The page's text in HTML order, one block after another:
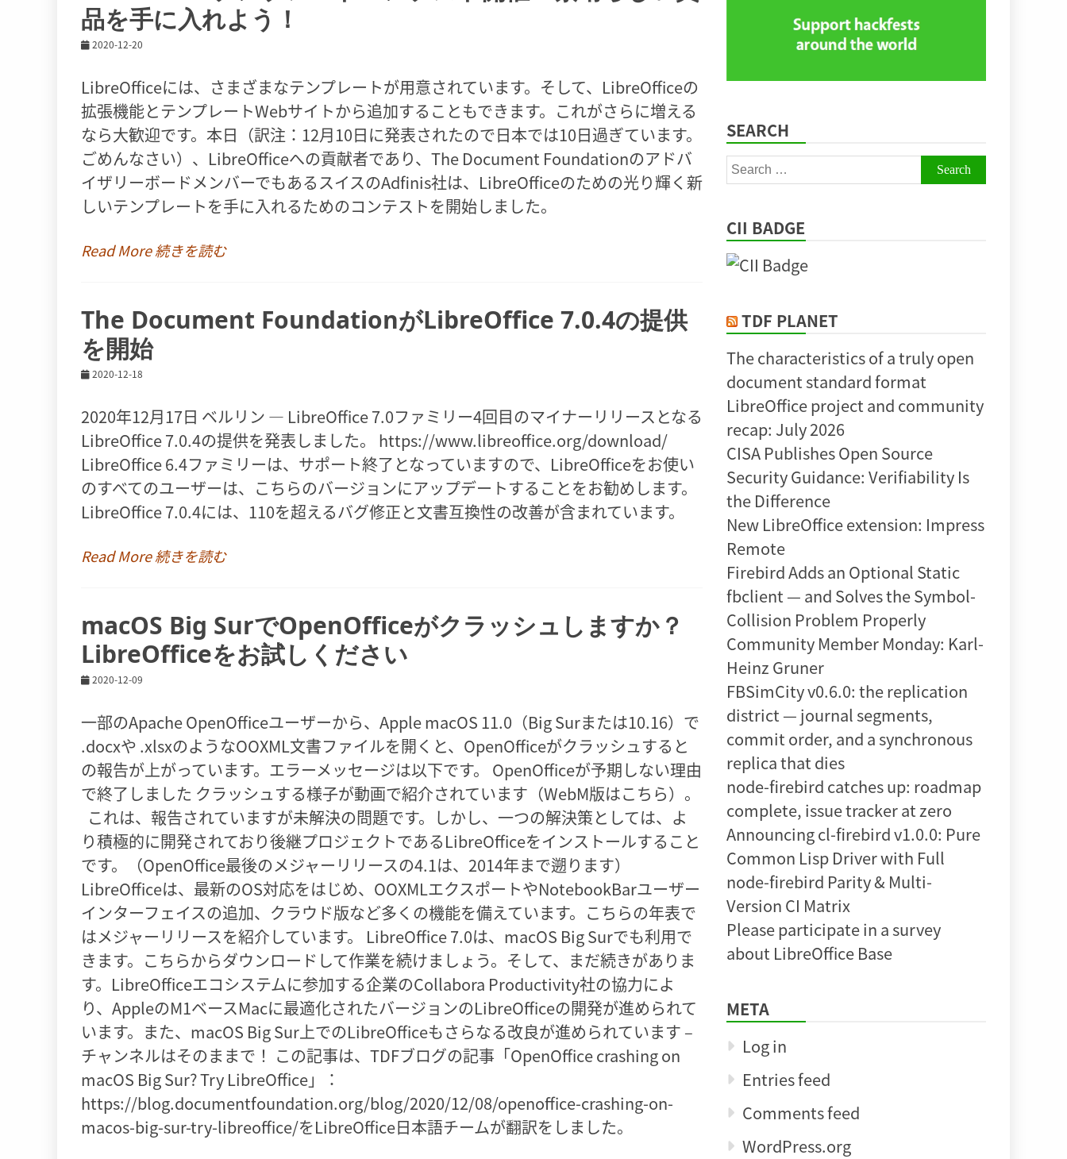
品を手に入れよう！
2020-12-20
LibreOfficeには、さまざまなテンプレートが用意されています。そして、LibreOfficeの
拡張機能とテンプレートWebサイトから追加することもできます。これがさらに増える
なら大歓迎です。本日（訳注：12月10日に発表されたので日本では10日過ぎています。
ごめんなさい）、LibreOfficeへの貢献者であり、The Document Foundationのアドバ
イザリーボードメンバーでもあるスイスのAdfinis社は、LibreOfficeのための光り輝く新
しいテンプレートを手に入れるためのコンテストを開始しました。
Read More 続きを読む
The Document FoundationがLibreOffice 7.0.4の提供
を開始
2020-12-18
2020年12月17日 ベルリン ― LibreOffice 7.0ファミリー4回目のマイナーリリースとなる
LibreOffice 7.0.4の提供を発表しました。 https://www.libreoffice.org/download/
LibreOffice 6.4ファミリーは、サポート終了となっていますので、LibreOfficeをお使い
のすべてのユーザーは、こちらのバージョンにアップデートすることをお勧めします。
LibreOffice 7.0.4には、110を超えるバグ修正と文書互換性の改善が含まれています。
Read More 続きを読む
macOS Big SurでOpenOfficeがクラッシュしますか？
LibreOfficeをお試しください
2020-12-09
一部のApache OpenOfficeユーザーから、Apple macOS 11.0（Big Surまたは10.16）で
.docxや .xlsxのようなOOXML文書ファイルを開くと、OpenOfficeがクラッシュすると
の報告が上がっています。エラーメッセージは以下です。 OpenOfficeが予期しない理由
で終了しました クラッシュする様子が動画で紹介されています（WebM版はこちら）。
これは、報告されていますが未解決の問題です。しかし、一つの解決策としては、よ
り積極的に開発されており後継プロジェクトであるLibreOfficeをインストールすること
です。（OpenOffice最後のメジャーリリースの4.1は、2014年まで遡ります）
LibreOfficeは、最新のOS対応をはじめ、OOXMLエクスポートやNotebookBarユーザー
インターフェイスの追加、クラウド版など多くの機能を備えています。こちらの年表で
はメジャーリリースを紹介しています。 LibreOffice 7.0は、macOS Big Surでも利用で
きます。こちらからダウンロードして作業を続けましょう。そして、まだ続きがありま
す。LibreOfficeエコシステムに参加する企業のCollabora Productivity社の協力によ
り、AppleのM1ベースMacに最適化されたバージョンのLibreOfficeの開発が進められて
います。また、macOS Big Sur上でのLibreOfficeもさらなる改良が進められています –
チャンネルはそのままで！ この記事は、TDFブログの記事「OpenOffice crashing on
macOS Big Sur? Try LibreOffice」：
https://blog.documentfoundation.org/blog/2020/12/08/openoffice-crashing-on-
macos-big-sur-try-libreoffice/をLibreOffice日本語チームが翻訳をしました。
SEARCH
Search
for:
CII BADGE
TDF PLANET
The characteristics of a truly open
document standard format
LibreOffice project and community
recap: July 2026
CISA Publishes Open Source
Security Guidance: Verifiability Is
the Difference
New LibreOffice extension: Impress
Remote
Firebird Adds an Optional Static
fbclient — and Solves the Symbol-
Collision Problem Properly
Community Member Monday: Karl-
Heinz Gruner
FBSimCity v0.6.0: the replication
district — journal segments,
commit order, and a synchronous
replica that dies
node-firebird catches up: roadmap
complete, issue tracker at zero
Announcing cl-firebird v1.0.0: Pure
Common Lisp Driver with Full
node-firebird Parity & Multi-
Version CI Matrix
Please participate in a survey
about LibreOffice Base
META
Log in
Entries feed
Comments feed
WordPress.org